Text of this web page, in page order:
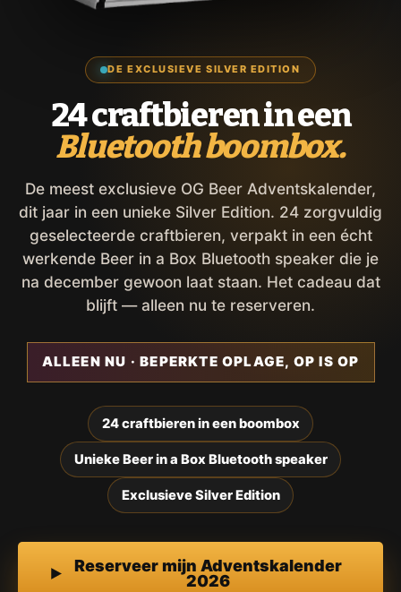
DE EXCLUSIEVE SILVER EDITION
24 craftbieren in een
Bluetooth boombox.
De meest exclusieve OG Beer Adventskalender,
dit jaar in een unieke Silver Edition. 24 zorgvuldig
geselecteerde craftbieren, verpakt in een écht
werkende Beer in a Box Bluetooth speaker die je
na december gewoon laat staan. Het cadeau dat
blijft — alleen nu te reserveren.
ALLEEN NU · BEPERKTE OPLAGE, OP IS OP
24 craftbieren in een boombox
Unieke Beer in a Box Bluetooth speaker
Exclusieve Silver Edition
Reserveer mijn Adventskalender
2026